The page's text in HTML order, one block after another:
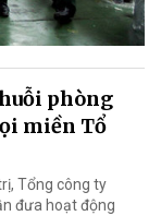
phòng
miền Tổ
Tổng công ty
đưa hoạt động